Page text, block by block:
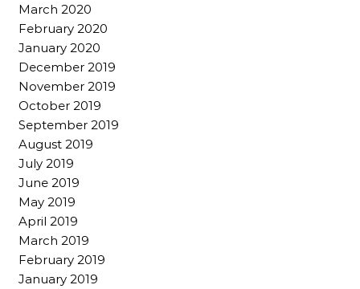
March 2020
February 2020
January 2020
December 2019
November 2019
October 2019
September 2019
August 2019
July 2019
June 2019
May 2019
April 2019
March 2019
February 2019
January 2019